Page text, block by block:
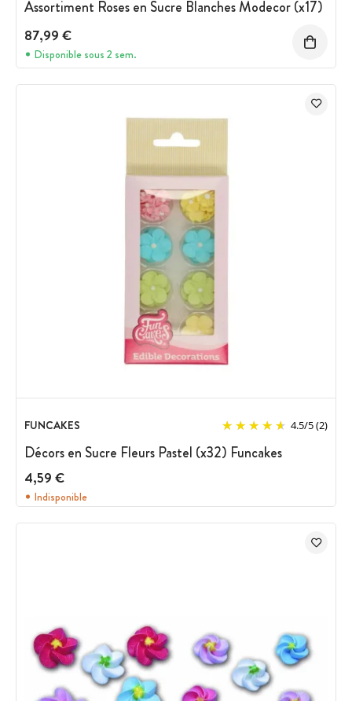
Assortiment Roses en Sucre Blanches Modecor (x17)
87,99 €
Disponible sous 2 sem.
FUNCAKES 4.5/5(2)
Décors en Sucre Fleurs Pastel (x32) Funcakes
4,59 €
Indisponible